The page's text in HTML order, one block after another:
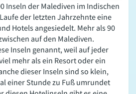
Inseln der Malediven im Indischen
der letzten Jahrzehnte eine
Hotels angesiedelt. Mehr als 90
auf den Malediven.
Inseln genannt, weil auf jeder
mehr als ein Resort oder ein
dieser Inseln sind so klein,
einer Stunde zu Fuß umrundet